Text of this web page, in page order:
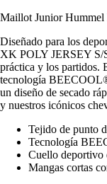
Maillot Junior
Diseñado para los
XK POLY JERSEY S/
práctica y los partidos.
tecnología
un diseño de secado
y nuestros icónicos
Tejido de punto
Tecnología
Cuello deportivo
Mangas cortas